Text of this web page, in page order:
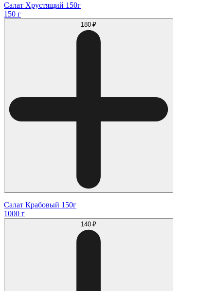
Салат Хрустящий 150г
150 г
180 ₽
Салат Крабовый 150г
1000 г
140 ₽